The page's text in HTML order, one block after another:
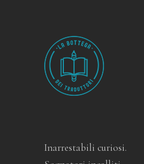
Inarrestabili curiosi.